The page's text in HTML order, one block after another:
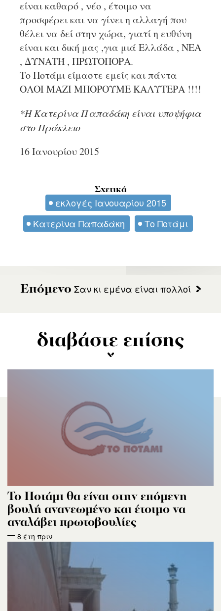
είναι καθαρό , νέο , έτοιμο να
προσφέρει και να γίνει η αλλαγή που
θέλει να δεί στην χώρα, γιατί η ευθύνη
είναι και δική μας ,για μιά Ελλάδα , ΝΕΑ
, ΔΥΝΑΤΉ , ΠΡΩΤΟΠΟΡΑ.
Το Ποτάμι είμαστε εμείς και πάντα
ΟΛΟΙ ΜΑΖΙ ΜΠΟΡΟΥΜΕ ΚΑΛΥΤΕΡΑ !!!!
*Η Κατερίνα Παπαδάκη είναι υποψήφια
στο Ηράκλειο
16 Ιανουρίου 2015
Σχετικά
εκλογές Ιανουαρίου 2015
Κατερίνα Παπαδάκη
Το Ποτάμι
Επόμενο Σαν κι εμένα είναι πολλοί
διαβάστε επίσης
Το Ποτάμι θα είναι στην επόμενη
βουλή ανανεωμένο και έτοιμο να
αναλάβει πρωτοβουλίες
8 έτη πριν